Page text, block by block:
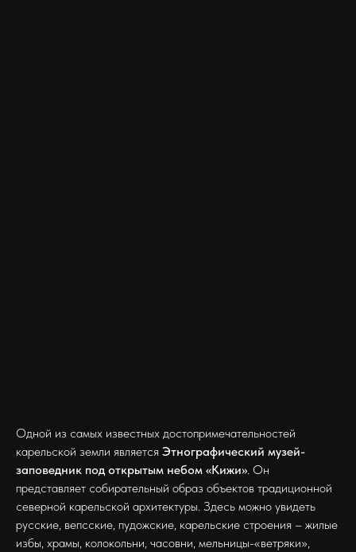
Одной из самых известных достопримечательностей
карельской земли является Этнографический музей-
заповедник под открытым небом «Кижи». Он
представляет собирательный образ объектов традиционной
северной карельской архитектуры. Здесь можно увидеть
русские, вепсские, пудожские, карельские строения – жилые
избы, храмы, колокольни, часовни, мельницы-«ветряки»,